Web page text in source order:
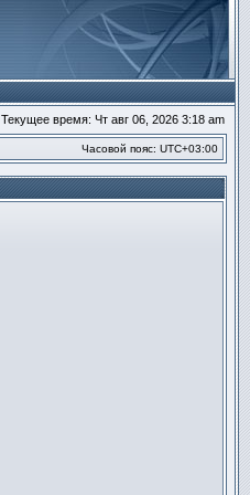
Текущее время: Чт авг 06, 2026 3:18 am
Часовой пояс: UTC+03:00